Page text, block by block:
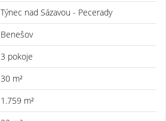
Týnec nad Sázavou - Pecerady
Benešov
3 pokoje
30 m²
1.759 m²